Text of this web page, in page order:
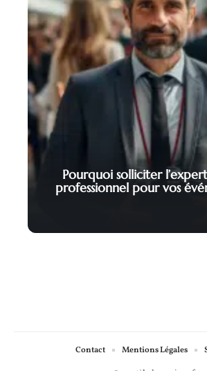
Pourquoi solliciter
professionnel pour vos
Contact Mentions Légales